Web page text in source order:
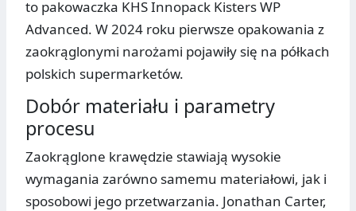
to pakowaczka KHS Innopack Kisters WP
Advanced. W 2024 roku pierwsze opakowania z
zaokrąglonymi narożami pojawiły się na półkach
polskich supermarketów.
Dobór materiału i parametry
procesu
Zaokrąglone krawędzie stawiają wysokie
wymagania zarówno samemu materiałowi, jak i
sposobowi jego przetwarzania. Jonathan Carter,